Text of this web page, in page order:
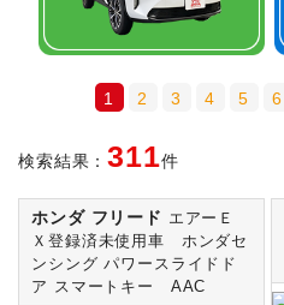
1 2 3 4 5 6
検索結果：311件
ホンダ フリード エアーＥ
Ｘ登録済未使用車 ホンダセ
ンシング パワースライドド
ア スマートキー AAC